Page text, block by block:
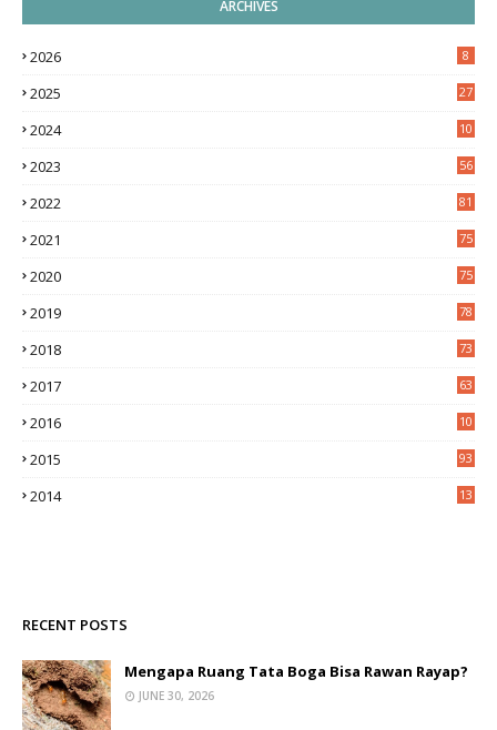
ARCHIVES
2026 8
2025 27
2024
10
2023 56
2022 81
2021 75
2020 75
2019 78
2018 73
2017 63
2016
10
2015 93
2014
13
RECENT POSTS
Mengapa Ruang Tata Boga Bisa Rawan Rayap?
JUNE 30, 2026